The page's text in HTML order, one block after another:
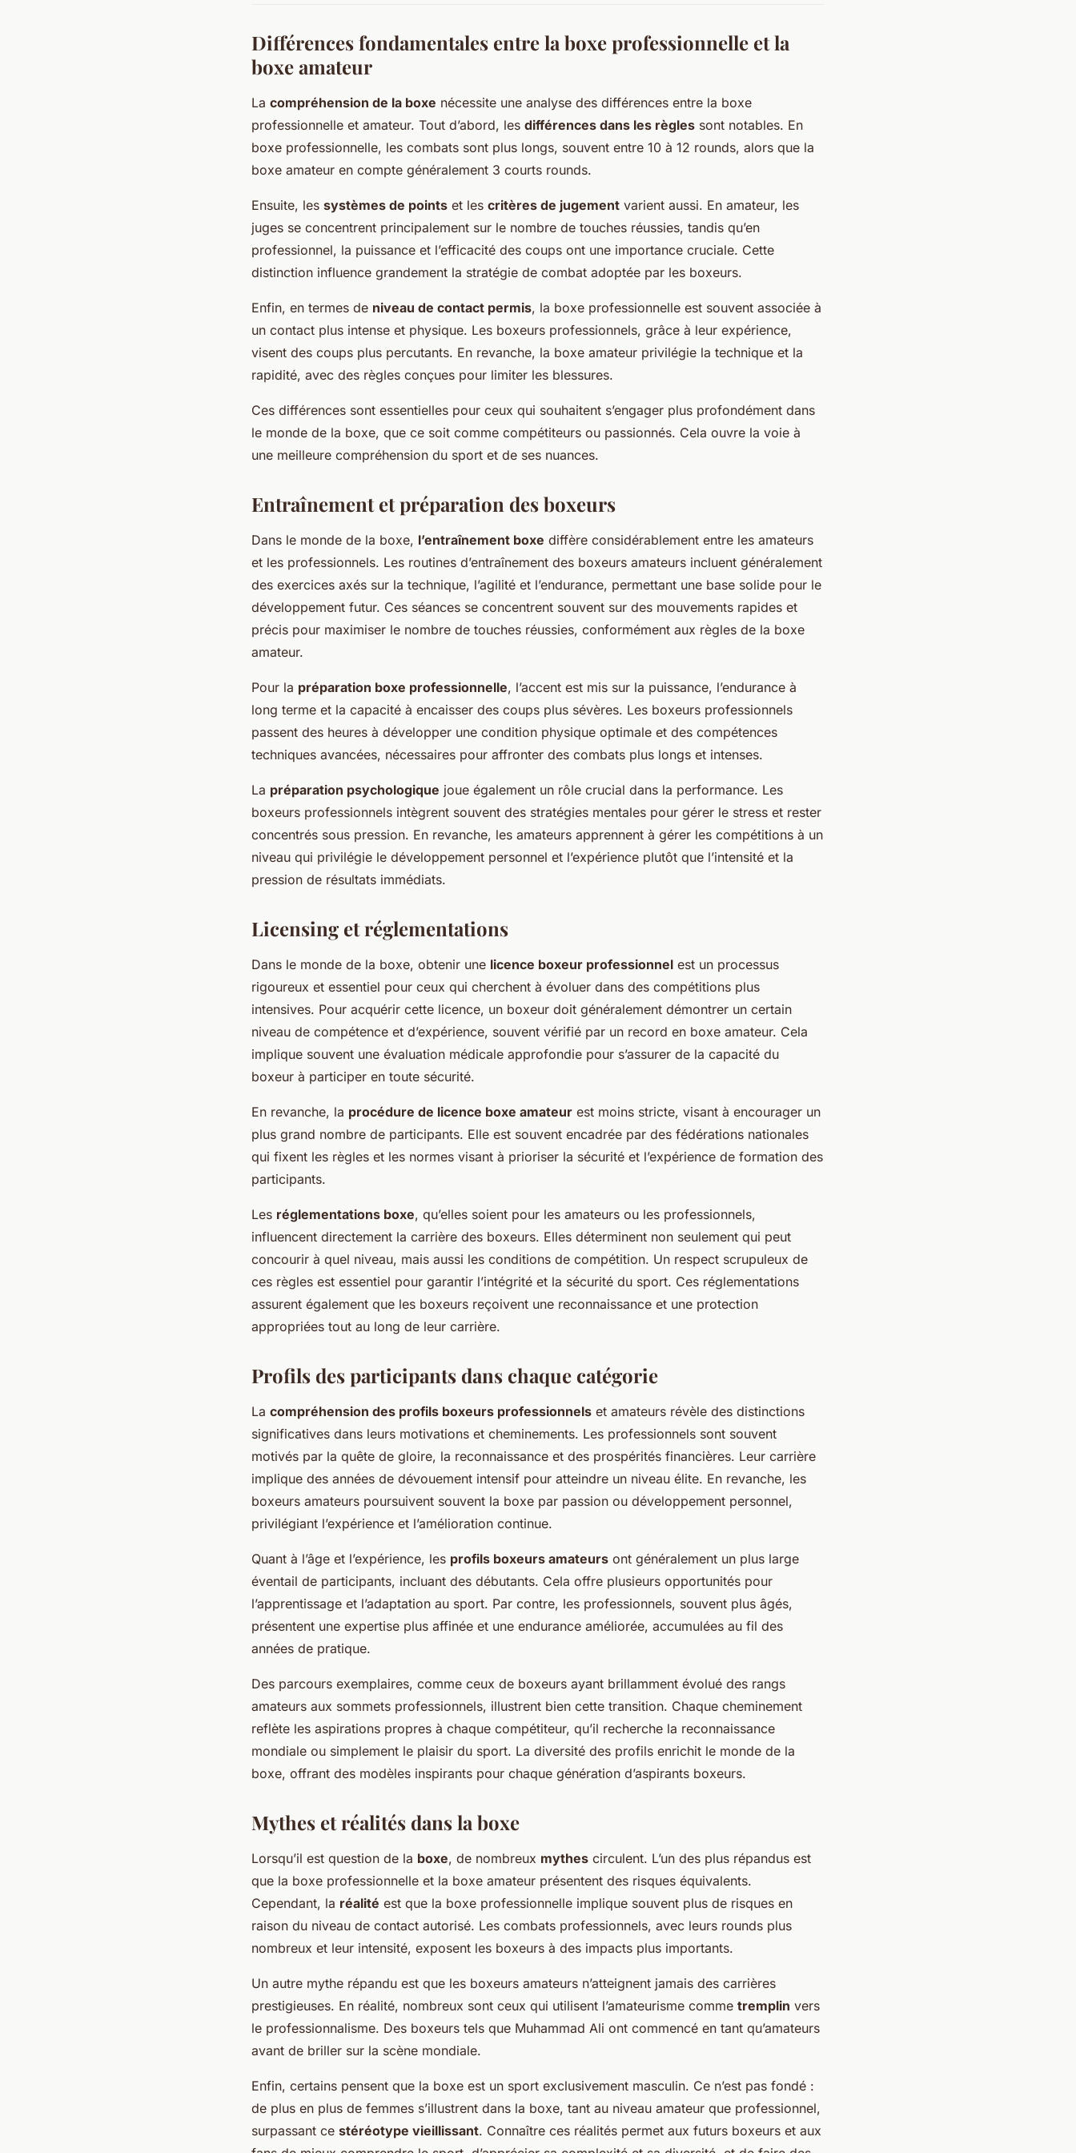
Différences fondamentales entre la boxe professionnelle et la
boxe amateur
La compréhension de la boxe nécessite une analyse des différences entre la boxe
professionnelle et amateur. Tout d’abord, les différences dans les règles sont notables. En
boxe professionnelle, les combats sont plus longs, souvent entre 10 à 12 rounds, alors que la
boxe amateur en compte généralement 3 courts rounds.
Ensuite, les systèmes de points et les critères de jugement varient aussi. En amateur, les
juges se concentrent principalement sur le nombre de touches réussies, tandis qu’en
professionnel, la puissance et l’efficacité des coups ont une importance cruciale. Cette
distinction influence grandement la stratégie de combat adoptée par les boxeurs.
Enfin, en termes de niveau de contact permis, la boxe professionnelle est souvent associée à
un contact plus intense et physique. Les boxeurs professionnels, grâce à leur expérience,
visent des coups plus percutants. En revanche, la boxe amateur privilégie la technique et la
rapidité, avec des règles conçues pour limiter les blessures.
Ces différences sont essentielles pour ceux qui souhaitent s’engager plus profondément dans
le monde de la boxe, que ce soit comme compétiteurs ou passionnés. Cela ouvre la voie à
une meilleure compréhension du sport et de ses nuances.
Entraînement et préparation des boxeurs
Dans le monde de la boxe, l’entraînement boxe diffère considérablement entre les amateurs
et les professionnels. Les routines d’entraînement des boxeurs amateurs incluent généralement
des exercices axés sur la technique, l’agilité et l’endurance, permettant une base solide pour le
développement futur. Ces séances se concentrent souvent sur des mouvements rapides et
précis pour maximiser le nombre de touches réussies, conformément aux règles de la boxe
amateur.
Pour la préparation boxe professionnelle, l’accent est mis sur la puissance, l’endurance à
long terme et la capacité à encaisser des coups plus sévères. Les boxeurs professionnels
passent des heures à développer une condition physique optimale et des compétences
techniques avancées, nécessaires pour affronter des combats plus longs et intenses.
La préparation psychologique joue également un rôle crucial dans la performance. Les
boxeurs professionnels intègrent souvent des stratégies mentales pour gérer le stress et rester
concentrés sous pression. En revanche, les amateurs apprennent à gérer les compétitions à un
niveau qui privilégie le développement personnel et l’expérience plutôt que l’intensité et la
pression de résultats immédiats.
Licensing et réglementations
Dans le monde de la boxe, obtenir une licence boxeur professionnel est un processus
rigoureux et essentiel pour ceux qui cherchent à évoluer dans des compétitions plus
intensives. Pour acquérir cette licence, un boxeur doit généralement démontrer un certain
niveau de compétence et d’expérience, souvent vérifié par un record en boxe amateur. Cela
implique souvent une évaluation médicale approfondie pour s’assurer de la capacité du
boxeur à participer en toute sécurité.
En revanche, la procédure de licence boxe amateur est moins stricte, visant à encourager un
plus grand nombre de participants. Elle est souvent encadrée par des fédérations nationales
qui fixent les règles et les normes visant à prioriser la sécurité et l’expérience de formation des
participants.
Les réglementations boxe, qu’elles soient pour les amateurs ou les professionnels,
influencent directement la carrière des boxeurs. Elles déterminent non seulement qui peut
concourir à quel niveau, mais aussi les conditions de compétition. Un respect scrupuleux de
ces règles est essentiel pour garantir l’intégrité et la sécurité du sport. Ces réglementations
assurent également que les boxeurs reçoivent une reconnaissance et une protection
appropriées tout au long de leur carrière.
Profils des participants dans chaque catégorie
La compréhension des profils boxeurs professionnels et amateurs révèle des distinctions
significatives dans leurs motivations et cheminements. Les professionnels sont souvent
motivés par la quête de gloire, la reconnaissance et des prospérités financières. Leur carrière
implique des années de dévouement intensif pour atteindre un niveau élite. En revanche, les
boxeurs amateurs poursuivent souvent la boxe par passion ou développement personnel,
privilégiant l’expérience et l’amélioration continue.
Quant à l’âge et l’expérience, les profils boxeurs amateurs ont généralement un plus large
éventail de participants, incluant des débutants. Cela offre plusieurs opportunités pour
l’apprentissage et l’adaptation au sport. Par contre, les professionnels, souvent plus âgés,
présentent une expertise plus affinée et une endurance améliorée, accumulées au fil des
années de pratique.
Des parcours exemplaires, comme ceux de boxeurs ayant brillamment évolué des rangs
amateurs aux sommets professionnels, illustrent bien cette transition. Chaque cheminement
reflète les aspirations propres à chaque compétiteur, qu’il recherche la reconnaissance
mondiale ou simplement le plaisir du sport. La diversité des profils enrichit le monde de la
boxe, offrant des modèles inspirants pour chaque génération d’aspirants boxeurs.
Mythes et réalités dans la boxe
Lorsqu’il est question de la boxe, de nombreux mythes circulent. L’un des plus répandus est
que la boxe professionnelle et la boxe amateur présentent des risques équivalents.
Cependant, la réalité est que la boxe professionnelle implique souvent plus de risques en
raison du niveau de contact autorisé. Les combats professionnels, avec leurs rounds plus
nombreux et leur intensité, exposent les boxeurs à des impacts plus importants.
Un autre mythe répandu est que les boxeurs amateurs n’atteignent jamais des carrières
prestigieuses. En réalité, nombreux sont ceux qui utilisent l’amateurisme comme tremplin vers
le professionnalisme. Des boxeurs tels que Muhammad Ali ont commencé en tant qu’amateurs
avant de briller sur la scène mondiale.
Enfin, certains pensent que la boxe est un sport exclusivement masculin. Ce n’est pas fondé :
de plus en plus de femmes s’illustrent dans la boxe, tant au niveau amateur que professionnel,
surpassant ce stéréotype vieillissant. Connaître ces réalités permet aux futurs boxeurs et aux